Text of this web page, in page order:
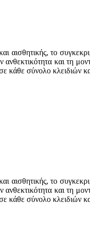
αισθητικής, το
ανθεκτικότητα και τη
κάθε σύνολο κλειδιών
αισθητικής, το
ανθεκτικότητα και τη
κάθε σύνολο κλειδιών